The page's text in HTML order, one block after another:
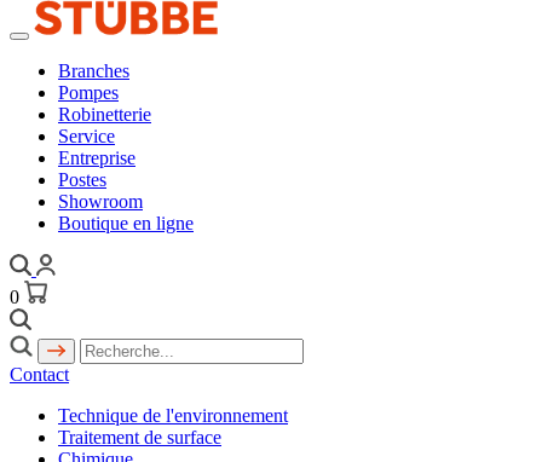
Branches
Pompes
Robinetterie
Service
Entreprise
Postes
Showroom
Boutique en ligne
0
Contact
Technique de l'environnement
Traitement de surface